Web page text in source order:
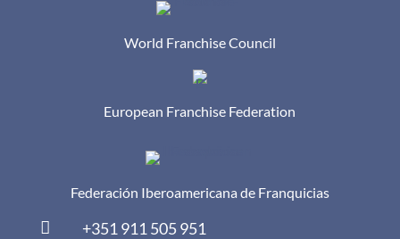
World Franchise Council
European Franchise Federation
Federación Iberoamericana de Franquicias
 +351 911 505 951